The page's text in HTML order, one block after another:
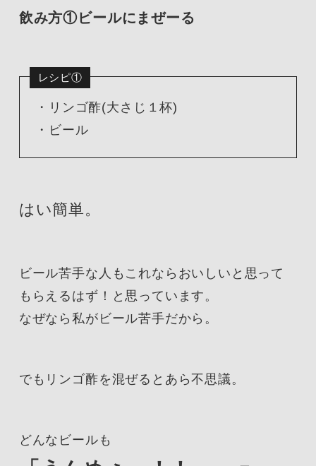
飲み方①ビールにまぜーる
レシピ①
・リンゴ酢(大さじ１杯)
・ビール
はい簡単。
ビール苦手な人もこれならおいしいと思って
もらえるはず！と思っています。
なぜなら私がビール苦手だから。
でもリンゴ酢を混ぜるとあら不思議。
どんなビールも